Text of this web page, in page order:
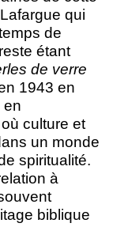
qui
de
étant
de verre
1943 en
en
culture et
un monde
spiritualité.
à
biblique